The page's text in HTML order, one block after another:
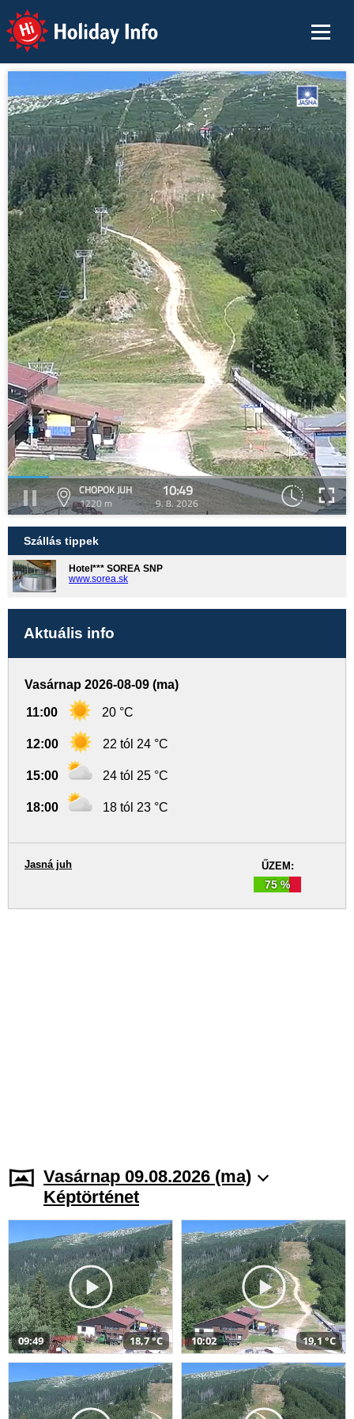
Holiday Info
CHOPOK JUH
1220 m
10:49
9. 8. 2026
Szállás tippek
Hotel*** SOREA SNP
www.sorea.sk
Aktuális info
Vasárnap 2026-08-09 (ma)
11:00 20 °C
12:00 22 tól 24 °C
15:00 24 tól 25 °C
18:00 18 tól 23 °C
ŰZEM:
75 %
Jasná juh
Vasárnap 09.08.2026 (ma)
Képtörténet
09:49 18,7 °C 10:02 19,1 °C